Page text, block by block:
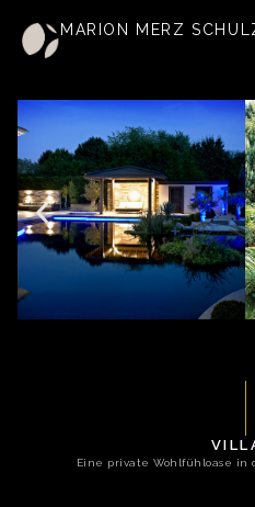
MARION MERZ
Eine private Wohlfühloase in